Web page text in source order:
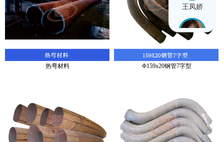
热弯材料 Φ159x20钢管7字型
王凤娇
闫思雨